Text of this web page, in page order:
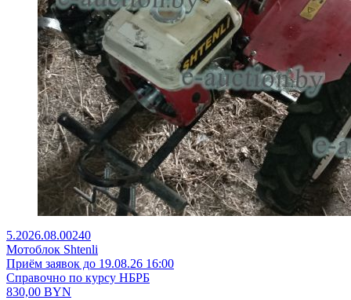
5.2026.08.00240
Мотоблок Shtenli
Приём заявок до 19.08.26 16:00
Справочно по курсу НБРБ
830,00 BYN